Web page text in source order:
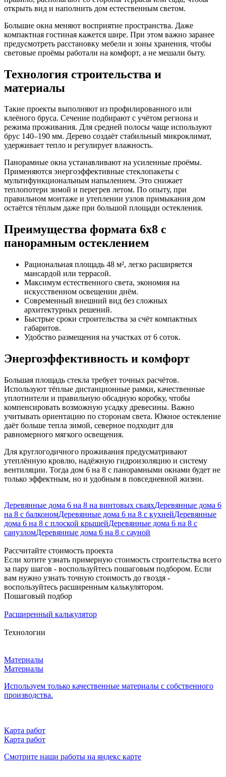
открыть вид и наполнить дом естественным светом.
Большие окна меняют восприятие пространства. Даже
компактная гостиная кажется шире. При этом важно заранее
предусмотреть расстановку мебели и зоны хранения, чтобы
световые проёмы работали на комфорт, а не мешали быту.
Технология строительства и
материалы
Такие проекты выполняют из профилированного или
клеёного бруса. Сечение подбирают с учётом региона и
режима проживания. Для средней полосы чаще используют
брус 140–190 мм. Дерево создаёт стабильный микроклимат,
удерживает тепло и регулирует влажность.
Панорамные окна устанавливают на усиленные проёмы.
Применяются энергоэффективные стеклопакеты с
мультифункциональным напылением. Это снижает
теплопотери зимой и перегрев летом. По опыту, при
правильном монтаже и утеплении узлов примыкания дом
остаётся тёплым даже при большой площади остекления.
Преимущества формата 6х8 с
панорамным остеклением
Рациональная площадь 48 м², легко расширяется
мансардой или террасой.
Максимум естественного света, экономия на
искусственном освещении днём.
Современный внешний вид без сложных
архитектурных решений.
Быстрые сроки строительства за счёт компактных
габаритов.
Удобство размещения на участках от 6 соток.
Энергоэффективность и комфорт
Большая площадь стекла требует точных расчётов.
Используют тёплые дистанционные рамки, качественные
уплотнители и правильную обсадную коробку, чтобы
компенсировать возможную усадку древесины. Важно
учитывать ориентацию по сторонам света. Южное остекление
даёт больше тепла зимой, северное подходит для
равномерного мягкого освещения.
Для круглогодичного проживания предусматривают
утеплённую кровлю, надёжную гидроизоляцию и систему
вентиляции. Тогда дом 6 на 8 с панорамными окнами будет не
только эффектным, но и удобным в повседневной жизни.
Деревянные дома 6 на 8 на винтовых сваяхДеревянные дома 6
на 8 с балкономДеревянные дома 6 на 8 с кухнейДеревянные
дома 6 на 8 с плоской крышейДеревянные дома 6 на 8 с
санузломДеревянные дома 6 на 8 с сауной
Рассчитайте стоимость проекта
Если хотите узнать примерную стоимость строительства всего
за пару шагов - воспользуйтесь пошаговым подбором. Если
вам нужно узнать точную стоимость до гвоздя -
воспользуйтесь расширенным калькулятором.
Пошаговый подбор
Расширенный калькулятор
Технологии
Материалы
Материалы
Используем только качественные материалы с собственного
производства.
Карта работ
Карта работ
Смотрите наши работы на яндекс карте